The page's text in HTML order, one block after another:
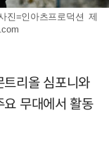
진=인아츠프로덕션 제
리올 심포니와
무대에서 활동